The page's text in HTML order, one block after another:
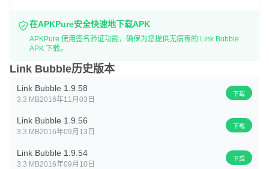
在APKPure安全快速地下载APK
APKPure 使用签名验证功能，确保为您提供无病毒的 Link Bubble
APK 下载。
Link Bubble历史版本
Link Bubble 1.9.58
3.3 MB2016年11月03日
下载
Link Bubble 1.9.56
3.3 MB2016年09月13日
下载
Link Bubble 1.9.54
3.3 MB2016年09月10日
下载